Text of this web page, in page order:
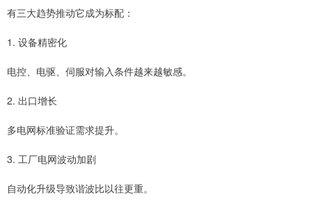
有三大趋势推动它成为标配：
1. 设备精密化
电控、电驱、伺服对输入条件越来越敏感。
2. 出口增长
多电网标准验证需求提升。
3. 工厂电网波动加剧
自动化升级导致谐波比以往更重。